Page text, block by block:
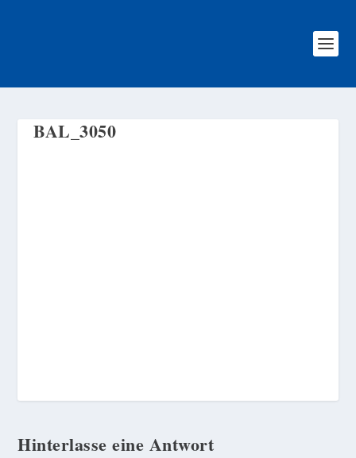
BAL_3050
Hinterlasse eine Antwort